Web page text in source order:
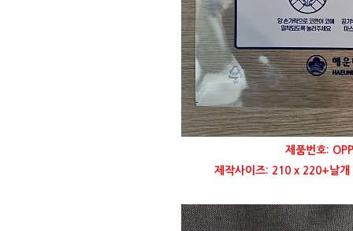
제품번호:
제작사이즈: 210 x 220+날개